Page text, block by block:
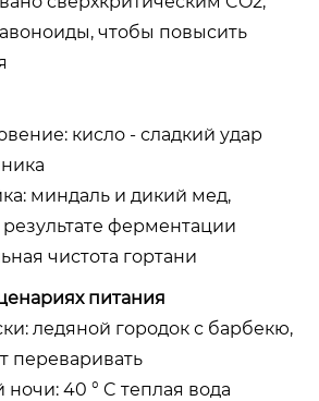
чтобы повысить
кисло - сладкий удар
миндаль и дикий мед,
ферментации
чистота гортани
питания
ледяной городок с барбекю,
переваривать
40 ° C теплая вода